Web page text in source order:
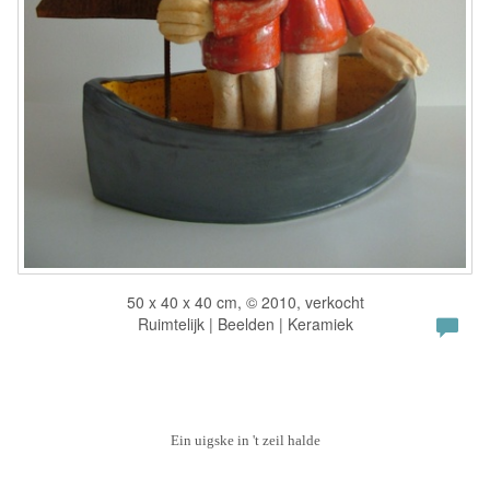
50 x 40 x 40 cm, © 2010, verkocht
Ruimtelijk | Beelden | Keramiek
Ein uigske in 't zeil halde